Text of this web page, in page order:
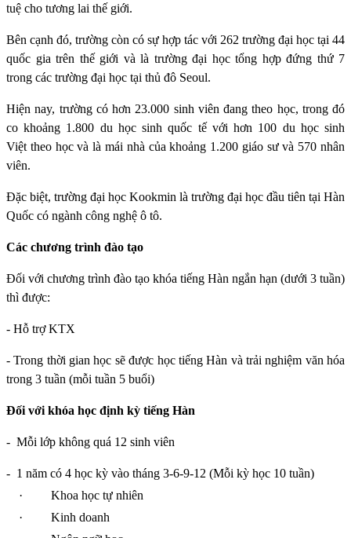
tuệ cho tương lai thế giới.
Bên cạnh đó, trường còn có sự hợp tác với 262 trường đại học tại 44
quốc gia trên thế giới và là trường đại học tổng hợp đứng thứ 7
trong các trường đại học tại thủ đô Seoul.
Hiện nay, trường có hơn 23.000 sinh viên đang theo học, trong đó
co khoảng 1.800 du học sinh quốc tế với hơn 100 du học sinh
Việt theo học và là mái nhà của khoảng 1.200 giáo sư và 570 nhân
viên.
Đặc biệt, trường đại học Kookmin là trường đại học đầu tiên tại Hàn
Quốc có ngành công nghệ ô tô.
Các chương trình đào tạo
Đối với chương trình đào tạo khóa tiếng Hàn ngắn hạn (dưới 3 tuần)
thì được:
- Hỗ trợ KTX
- Trong thời gian học sẽ được học tiếng Hàn và trải nghiệm văn hóa
trong 3 tuần (mỗi tuần 5 buổi)
Đối với khóa học định kỳ tiếng Hàn
- Mỗi lớp không quá 12 sinh viên
- 1 năm có 4 học kỳ vào tháng 3-6-9-12 (Mỗi kỳ học 10 tuần)
·
Khoa học tự nhiên
·
Kinh doanh